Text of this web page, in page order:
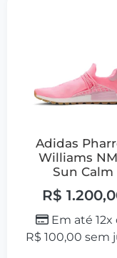
Adidas
Williams
Sun Calm
R$
Em até 12x
R$ 100,00 sem